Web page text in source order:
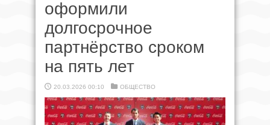
оформили
долгосрочное
партнёрство сроком
на пять лет
20.03.2026 00:10 ОБЩЕСТВО